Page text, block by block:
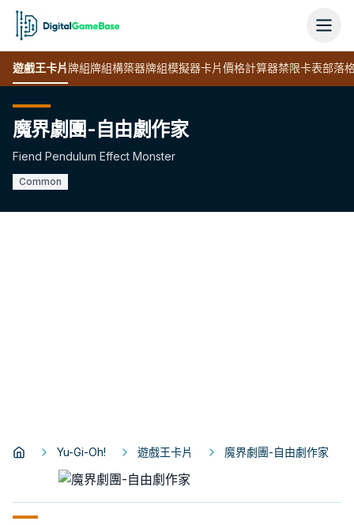
遊戲王卡片牌組牌組構築器牌組模擬器卡片價格計算器禁限卡表部落
魔界劇團-自由劇作家
Fiend Pendulum Effect Monster
Common
Yu-Gi-Oh! 遊戲王卡片 魔界劇團-自由劇作家